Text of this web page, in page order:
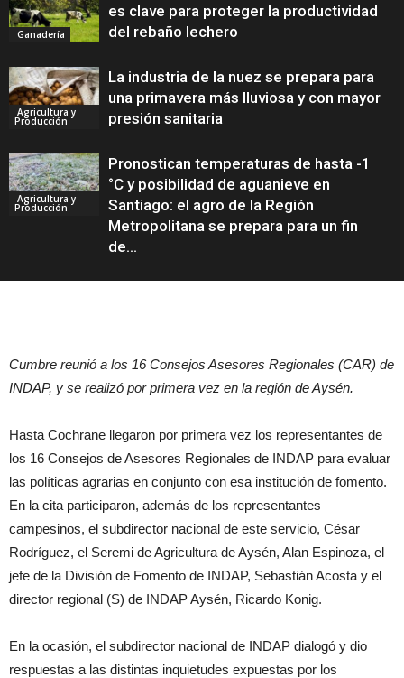
Ganadería
es clave para proteger la productividad
del rebaño lechero
Agricultura y
Producción
La industria de la nuez se prepara para
una primavera más lluviosa y con mayor
presión sanitaria
Agricultura y
Producción
Pronostican temperaturas de hasta -1
°C y posibilidad de aguanieve en
Santiago: el agro de la Región
Metropolitana se prepara para un fin
de...
Cumbre reunió a los 16 Consejos Asesores Regionales (CAR) de
INDAP, y se realizó por primera vez en la región de Aysén.
Hasta Cochrane llegaron por primera vez los representantes de
los 16 Consejos de Asesores Regionales de INDAP para evaluar
las políticas agrarias en conjunto con esa institución de fomento.
En la cita participaron, además de los representantes
campesinos, el subdirector nacional de este servicio, César
Rodríguez, el Seremi de Agricultura de Aysén, Alan Espinoza, el
jefe de la División de Fomento de INDAP, Sebastián Acosta y el
director regional (S) de INDAP Aysén, Ricardo Konig.
En la ocasión, el subdirector nacional de INDAP dialogó y dio
respuestas a las distintas inquietudes expuestas por los